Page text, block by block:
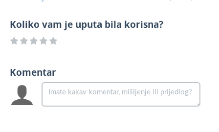
Koliko vam je uputa bila korisna?
Komentar